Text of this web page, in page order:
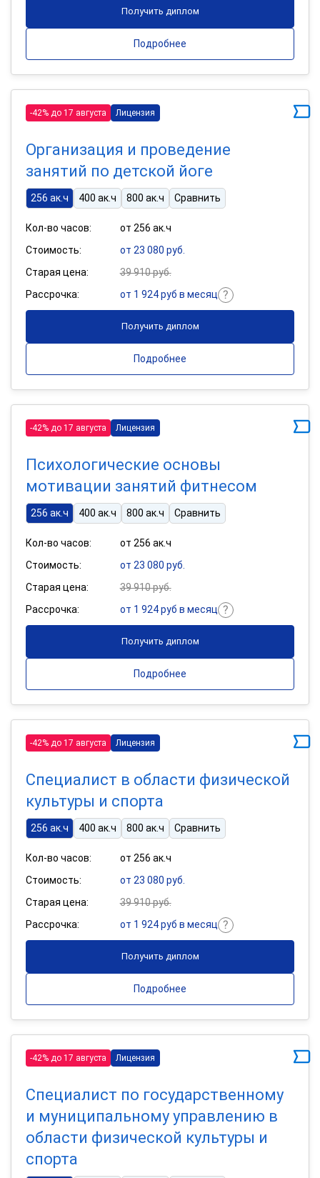
Получить диплом
Подробнее
-42% до 17 августа Лицензия
Организация и проведение
занятий по детской йоге
256 ак.ч 400 ак.ч 800 ак.ч Сравнить
Кол-во часов:
от 256 ак.ч
Стоимость:
от 23 080 руб.
Старая цена:
39 910 руб.
Рассрочка:
от 1 924 руб в месяц
Получить диплом
Подробнее
-42% до 17 августа Лицензия
Психологические основы
мотивации занятий фитнесом
256 ак.ч 400 ак.ч 800 ак.ч Сравнить
Кол-во часов:
от 256 ак.ч
Стоимость:
от 23 080 руб.
Старая цена:
39 910 руб.
Рассрочка:
от 1 924 руб в месяц
Получить диплом
Подробнее
-42% до 17 августа Лицензия
Специалист в области физической
культуры и спорта
256 ак.ч 400 ак.ч 800 ак.ч Сравнить
Кол-во часов:
от 256 ак.ч
Стоимость:
от 23 080 руб.
Старая цена:
39 910 руб.
Рассрочка:
от 1 924 руб в месяц
Получить диплом
Подробнее
-42% до 17 августа Лицензия
Специалист по государственному
и муниципальному управлению в
области физической культуры и
спорта